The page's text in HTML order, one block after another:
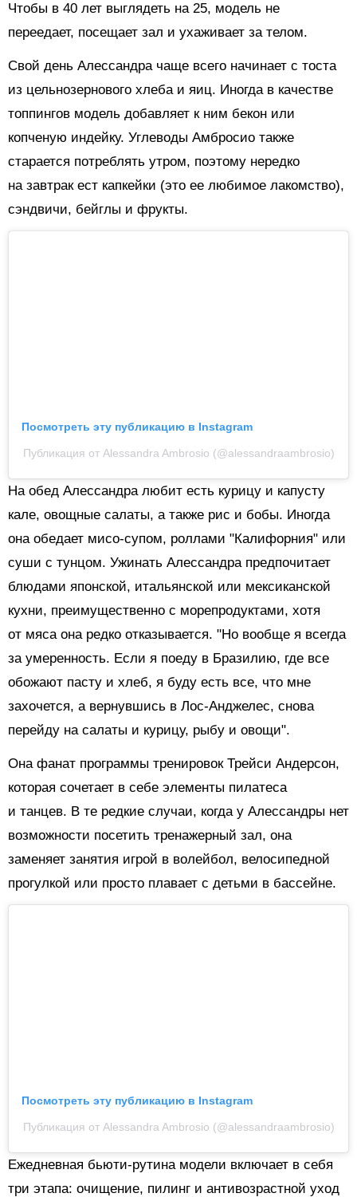
Чтобы в 40 лет выглядеть на 25, модель не
переедает, посещает зал и ухаживает за телом.
Свой день Алессандра чаще всего начинает с тоста
из цельнозернового хлеба и яиц. Иногда в качестве
топпингов модель добавляет к ним бекон или
копченую индейку. Углеводы Амбросио также
старается потреблять утром, поэтому нередко
на завтрак ест капкейки (это ее любимое лакомство),
сэндвичи, бейглы и фрукты.
Посмотреть эту публикацию в Instagram
Публикация от Alessandra Ambrosio (@alessandraambrosio)
На обед Алессандра любит есть курицу и капусту
кале, овощные салаты, а также рис и бобы. Иногда
она обедает мисо-супом, роллами "Калифорния" или
суши с тунцом. Ужинать Алессандра предпочитает
блюдами японской, итальянской или мексиканской
кухни, преимущественно с морепродуктами, хотя
от мяса она редко отказывается. "Но вообще я всегда
за умеренность. Если я поеду в Бразилию, где все
обожают пасту и хлеб, я буду есть все, что мне
захочется, а вернувшись в Лос-Анджелес, снова
перейду на салаты и курицу, рыбу и овощи".
Она фанат программы тренировок Трейси Андерсон,
которая сочетает в себе элементы пилатеса
и танцев. В те редкие случаи, когда у Алессандры нет
возможности посетить тренажерный зал, она
заменяет занятия игрой в волейбол, велосипедной
прогулкой или просто плавает с детьми в бассейне.
Посмотреть эту публикацию в Instagram
Публикация от Alessandra Ambrosio (@alessandraambrosio)
Ежедневная бьюти-рутина модели включает в себя
три этапа: очищение, пилинг и антивозрастной уход